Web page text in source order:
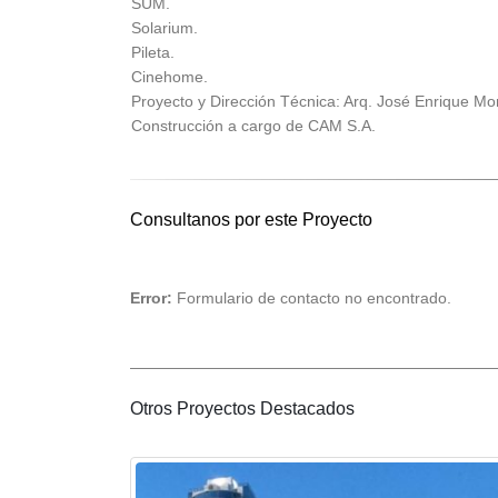
Solarium.
Pileta.
Cinehome.
Proyecto y Dirección Técnica: Arq. José Enrique
Construcción a cargo de CAM S.A.
Consultanos por este Proyecto
Error: Formulario de contacto no encontrado.
Otros Proyectos Destacados